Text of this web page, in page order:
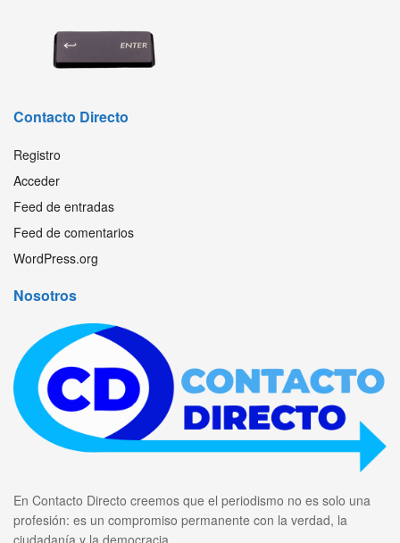
Contacto Directo
Registro
Acceder
Feed de entradas
Feed de comentarios
WordPress.org
Nosotros
En Contacto Directo creemos que el periodismo no es solo una
profesión: es un compromiso permanente con la verdad, la
ciudadanía y la democracia.